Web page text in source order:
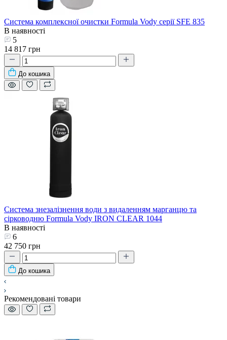
Система комплексної очистки Formula Vody серії SFE 835
В наявності
5
14 817 грн
До кошика
Система знезалізнення води з видаленням марганцю та
сірководню Formula Vody IRON CLEAR 1044
В наявності
6
42 750 грн
До кошика
Рекомендовані товари